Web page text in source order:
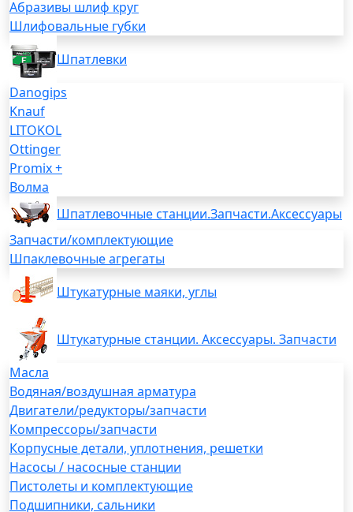
Абразивы шлиф круг
Шлифовальные губки
Шпатлевки
Danogips
Knauf
LITOKOL
Ottinger
Promix +
Волма
Шпатлевочные станции.Запчасти.Аксессуары
Запчасти/комплектующие
Шпаклевочные агрегаты
Штукатурные маяки, углы
Штукатурные станции. Аксессуары. Запчасти
Масла
Водяная/воздушная арматура
Двигатели/редукторы/запчасти
Компрессоры/запчасти
Корпусные детали, уплотнения, решетки
Насосы / насосные станции
Пистолеты и комплектующие
Подшипники, сальники